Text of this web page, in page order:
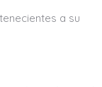
a su